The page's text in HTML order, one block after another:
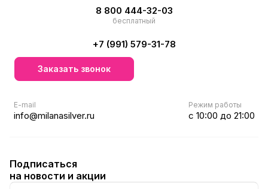
8 800 444-32-03
бесплатный
+7 (991) 579-31-78
Заказать звонок
E-mail
info@milanasilver.ru
Режим работы
с 10:00 до 21:00
Подписаться
на новости и акции